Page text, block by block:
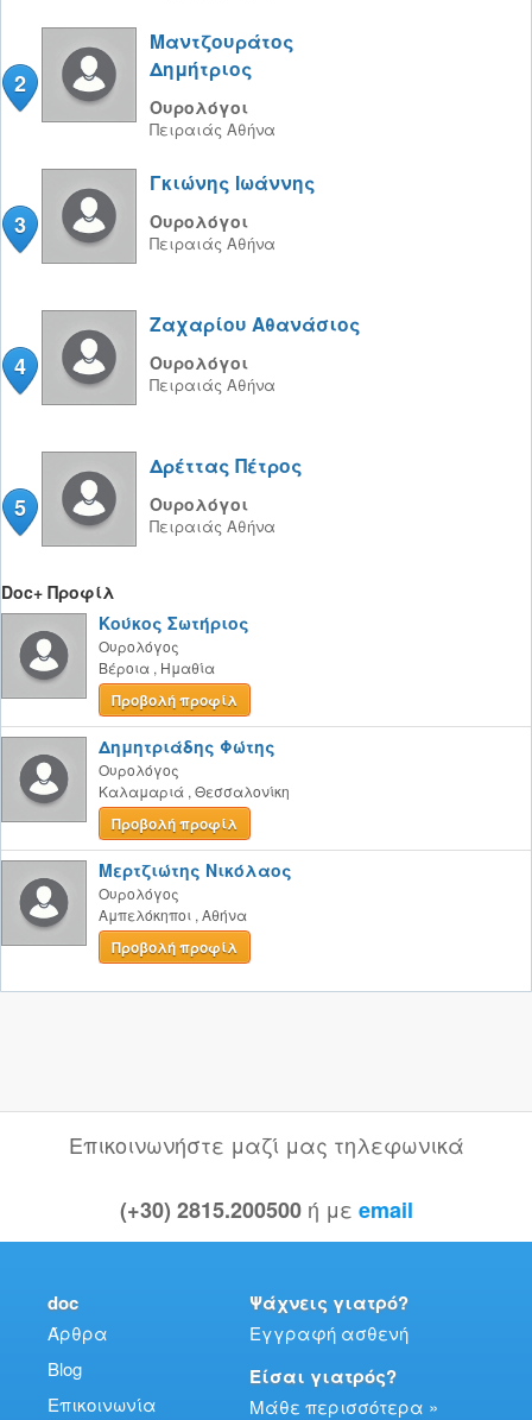
2
Μαντζουράτος
Δημήτριος
Ουρολόγοι
Πειραιάς Αθήνα
3
Γκιώνης Ιωάννης
Ουρολόγοι
Πειραιάς Αθήνα
4
Ζαχαρίου Αθανάσιος
Ουρολόγοι
Πειραιάς Αθήνα
5
Δρέττας Πέτρος
Ουρολόγοι
Πειραιάς Αθήνα
Doc+ Προφίλ
Κούκος Σωτήριος
Ουρολόγος
Βέροια , Ημαθία
Προβολή προφίλ
Δημητριάδης Φώτης
Ουρολόγος
Καλαμαριά , Θεσσαλονίκη
Προβολή προφίλ
Μερτζιώτης Νικόλαος
Ουρολόγος
Αμπελόκηποι , Αθήνα
Προβολή προφίλ
Επικοινωνήστε μαζί μας τηλεφωνικά
(+30) 2815.200500 ή με email
doc
Άρθρα
Blog
Επικοινωνία
Ψάχνεις γιατρό?
Εγγραφή ασθενή
Είσαι γιατρός?
Μάθε περισσότερα »